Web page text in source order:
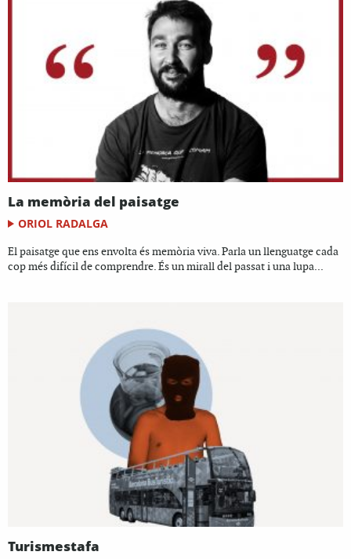
La memòria del paisatge
ORIOL RADALGA
El paisatge que ens envolta és memòria viva. Parla un llenguatge cada
cop més difícil de comprendre. És un mirall del passat i una lupa...
Turismestafa